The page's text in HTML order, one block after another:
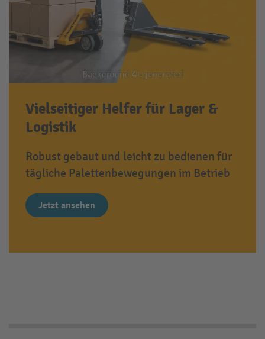
Vielseitiger Helfer für Lager &
Logistik
Robust gebaut und leicht zu bedienen für
tägliche Palettenbewegungen im Betrieb
Jetzt ansehen